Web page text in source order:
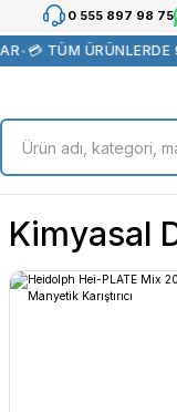
0 555 897 98 75
•💳 TÜM ÜRÜNLERDE
Kimyasal